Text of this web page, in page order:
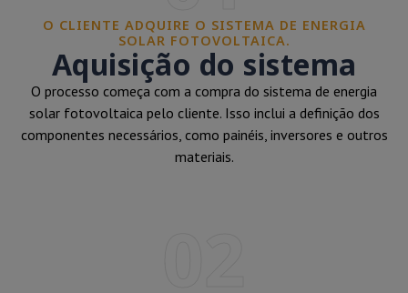
O CLIENTE ADQUIRE O SISTEMA DE ENERGIA
SOLAR FOTOVOLTAICA.
Aquisição do sistema
O processo começa com a compra do sistema de energia
solar fotovoltaica pelo cliente. Isso inclui a definição dos
componentes necessários, como painéis, inversores e outros
materiais.